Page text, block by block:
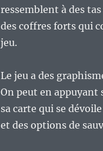
ressemblent à des
des coffres forts qui
jeu.
Le jeu a des
On peut en appuyant
sa carte qui se
et des options de